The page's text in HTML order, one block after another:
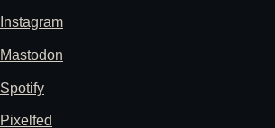
Instagram
Mastodon
Spotify
Pixelfed